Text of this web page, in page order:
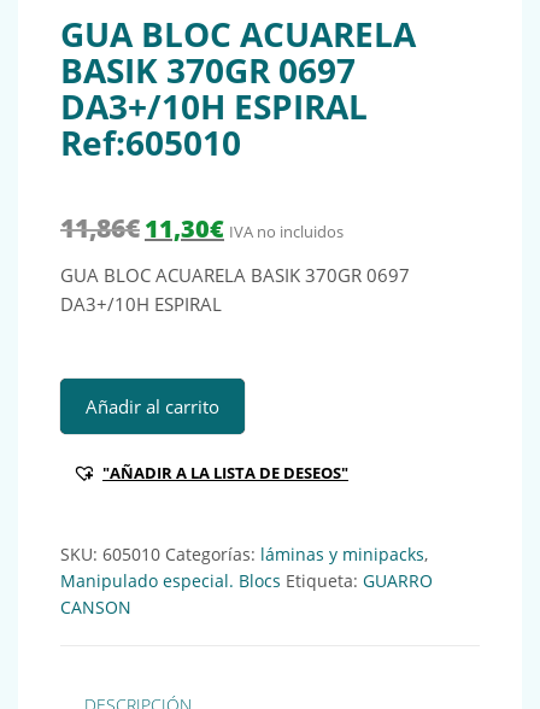
GUA BLOC ACUARELA
BASIK 370GR 0697
DA3+/10H ESPIRAL
Ref:605010
11,86€ El precio original era: 11,86€.
11,30€El precio actual es: 11,30€.
IVA no incluidos
GUA BLOC ACUARELA BASIK 370GR 0697
DA3+/10H ESPIRAL
GUA BLOC ACUARELA BASIK 370GR 0697 DA3+/10H
Añadir al carrito
"AÑADIR A LA LISTA DE DESEOS"
SKU: 605010 Categorías: láminas y minipacks,
Manipulado especial. Blocs Etiqueta: GUARRO
CANSON